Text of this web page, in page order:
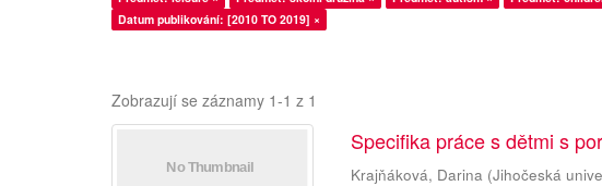
Datum publikování: [2010 TO 2019] ×
Zobrazují se záznamy 1-1 z 1
Specifika práce s dětmi s
Krajňáková, Darina (Jihočeská